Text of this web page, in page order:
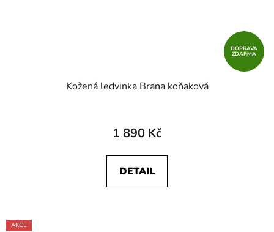
DOPRAVA
ZDARMA
Kožená ledvinka Brana koňaková
1 890 Kč
DETAIL
AKCE